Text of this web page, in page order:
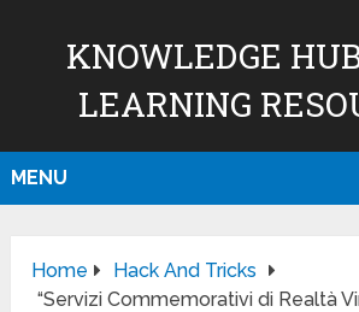
KNOWLEDGE
LEARNING
MENU
Home
Hack And Tricks
“Servizi Commemorativi di Realtà